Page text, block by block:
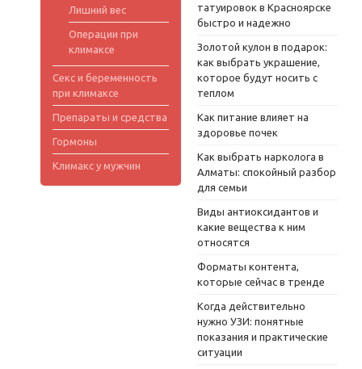
Лишний вес
Операции при
климаксе
Секс и беременность
при климаксе
Препараты и средства
Гормоны
Климакс у мужчин
татуировок в Красноярске
быстро и надежно
Золотой кулон в подарок:
как выбрать украшение,
которое будут носить с
теплом
Как питание влияет на
здоровье почек
Как выбрать нарколога в
Алматы: спокойный разбор
для семьи
Виды антиоксидантов и
какие вещества к ним
относятся
Форматы контента,
которые сейчас в тренде
Когда действительно
нужно УЗИ: понятные
показания и практические
ситуации